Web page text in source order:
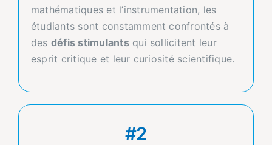
mathématiques et l’instrumentation, les
étudiants sont constamment confrontés à
des défis stimulantsqui sollicitent leur
esprit critique et leur curiosité scientifique.
#2